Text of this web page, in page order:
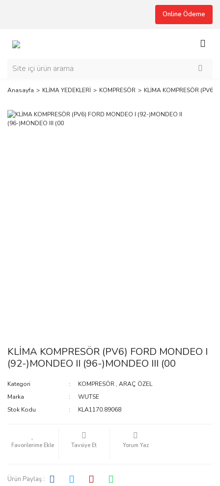
Online Ödeme
Anasayfa KLİMA YEDEKLERİ KOMPRESÖR KLİMA KOMPRESÖR
KLİMA KOMPRESÖR (PV6) FORD MONDEO I
(92-)MONDEO II (96-)MONDEO III (00
Kategori KOMPRESÖR ,ARAÇ ÖZEL
Marka
WUTSE
Stok Kodu
KLA1170.89068
Tavsiye Et Yorum Yaz
Ürün Paylaş :